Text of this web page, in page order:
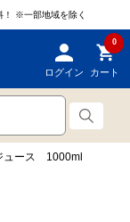
！ ※一部地域を除く
ログイン
0
カート
ュース 1000ml